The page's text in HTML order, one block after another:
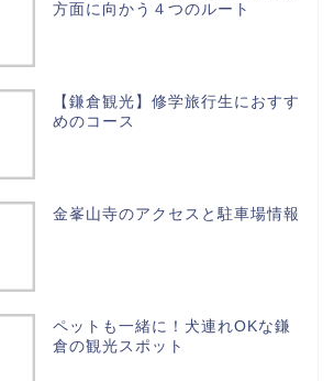
方面に向かう４つのルート
【鎌倉観光】修学旅行生におすす
めのコース
金峯山寺のアクセスと駐車場情報
ペットも一緒に！犬連れOKな鎌
倉の観光スポット